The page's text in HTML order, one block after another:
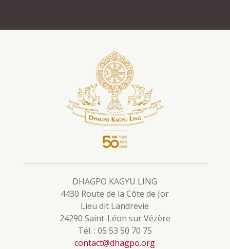
DHAGPO KAGYU LING
4430 Route de la Côte de Jor
Lieu dit Landrevie
24290 Saint-Léon sur Vézère
Tél. : 05 53 50 70 75
contact@dhagpo.org